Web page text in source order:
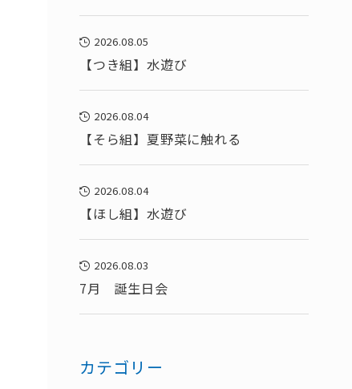
2026.08.05
【つき組】水遊び
2026.08.04
【そら組】夏野菜に触れる
2026.08.04
【ほし組】水遊び
2026.08.03
7月 誕生日会
カテゴリー